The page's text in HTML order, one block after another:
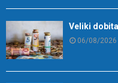
Veliki
06/08/2026